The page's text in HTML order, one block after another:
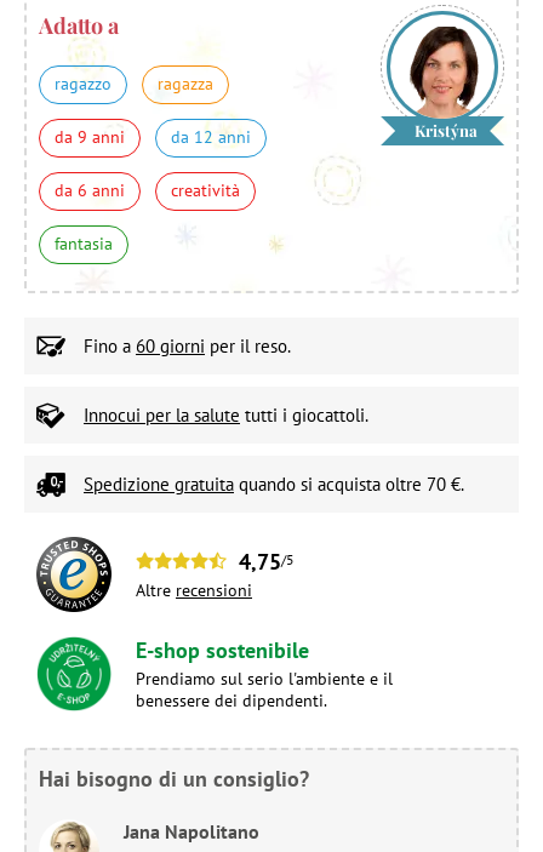
Adatto a
ragazzo ragazza
da 9 anni da 12 anni
da 6 anni creatività
fantasia
Kristýna
Fino a 60 giorni per il reso.
Innocui per la salute tutti i giocattoli.
Spedizione gratuita quando si acquista oltre 70 €.
4,75/5
Altre recensioni
E-shop sostenibile
Prendiamo sul serio l'ambiente e il
benessere dei dipendenti.
Hai bisogno di un consiglio?
Jana Napolitano